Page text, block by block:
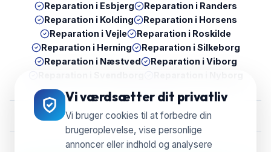
Vi værdsætter dit privatliv
Vi bruger cookies til at forbedre din
brugeroplevelse, vise personlige
annoncer eller indhold og analysere
Reparation i Esbjerg Reparation i Randers
Reparation i Kolding Reparation i Horsens
Reparation iVejle Reparation i Roskilde
Reparation i Herning Reparation i Silkeborg
Reparation i Næstved Reparation i Viborg